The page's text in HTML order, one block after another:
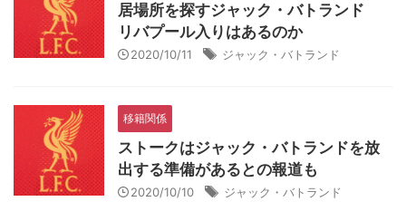
居場所を探すジャック・バトランド
リバプール入りはあるのか
2020/10/11 ジャック・バトランド
移籍関係
ストークはジャック・バトランドを放
出する準備があるとの報道も
2020/10/10 ジャック・バトランド